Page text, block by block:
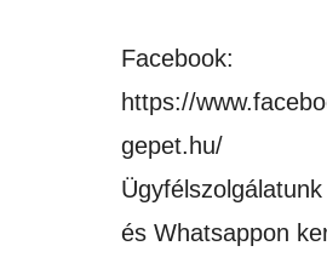
Facebook:
https://
gepet.hu/
és Whatsappon